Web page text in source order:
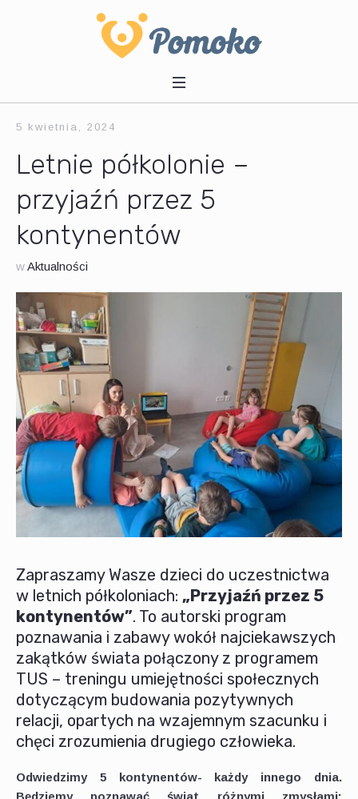
5 kwietnia, 2024
Letnie półkolonie –
przyjaźń przez 5
kontynentów
wAktualności
Zapraszamy Wasze dzieci do uczestnictwa
w letnich półkoloniach: „Przyjaźń przez 5
kontynentów”. To autorski program
poznawania i zabawy wokół najciekawszych
zakątków świata połączony z programem
TUS – treningu umiejętności społecznych
dotyczącym budowania pozytywnych
relacji, opartych na wzajemnym szacunku i
chęci zrozumienia drugiego człowieka.
Odwiedzimy 5 kontynentów- każdy innego dnia.